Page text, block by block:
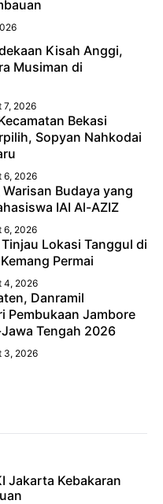
Kisah Anggi,
Musiman di
7, 2026
Bekasi
Sopyan Nahkodai
6, 2026
Budaya yang
IAI Al-AZIZ
6, 2026
Lokasi Tanggul di
Permai
4, 2026
Danramil
Pembukaan Jambore
Tengah 2026
3, 2026
Jakarta Kebakaran